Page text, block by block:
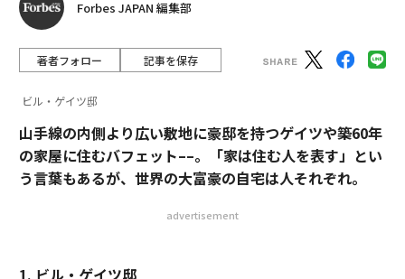
Forbes JAPAN 編集部
著者フォロー 記事を保存
ビル・ゲイツ邸
山手線の内側より広い敷地に豪邸を持つゲイツや築60年
の家屋に住むバフェット––。「家は住む人を表す」とい
う言葉もあるが、世界の大富豪の自宅は人それぞれ。
advertisement
1. ビル・ゲイツ邸